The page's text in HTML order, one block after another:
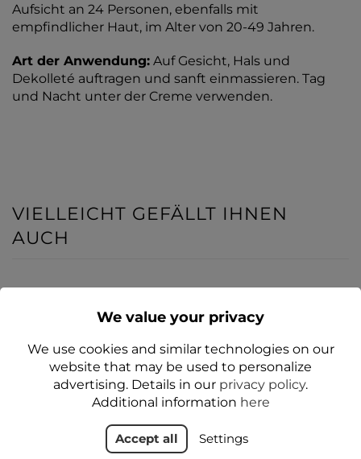
Aufsicht an 24 Personen, ebenfalls mit
empfindlicher Haut, im Alter von 20-49 Jahren.
Art der Anwendung: Auf Gesicht, Hals und
Dekolleté auftragen und sanft einmassieren. Tag
und Nacht unter der Creme verwenden.
VIELLEICHT GEFÄLLT IHNEN
AUCH
We value your privacy
We use cookies and similar technologies on our
website that may be used to personalize
advertising. Details in our privacy policy.
Additional information here
Accept all Settings